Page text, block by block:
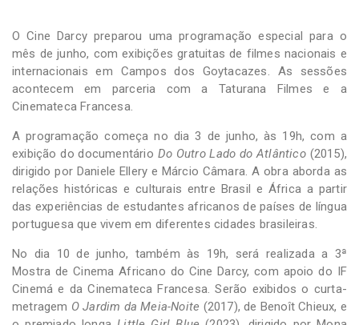
O Cine Darcy preparou uma programação especial para o
mês de junho, com exibições gratuitas de filmes nacionais e
internacionais em Campos dos Goytacazes. As sessões
acontecem em parceria com a Taturana Filmes e a
Cinemateca Francesa.
A programação começa no dia 3 de junho, às 19h, com a
exibição do documentário Do Outro Lado do Atlântico(2015),
dirigido por Daniele Ellery e Márcio Câmara. A obra aborda as
relações históricas e culturais entre Brasil e África a partir
das experiências de estudantes africanos de países de língua
portuguesa que vivem em diferentes cidades brasileiras.
No dia 10 de junho, também às 19h, será realizada a 3ª
Mostra de Cinema Africano do Cine Darcy, com apoio do IF
Cinemá e da Cinemateca Francesa. Serão exibidos o curta-
metragem O Jardim da Meia-Noite (2017), de Benoît Chieux, e